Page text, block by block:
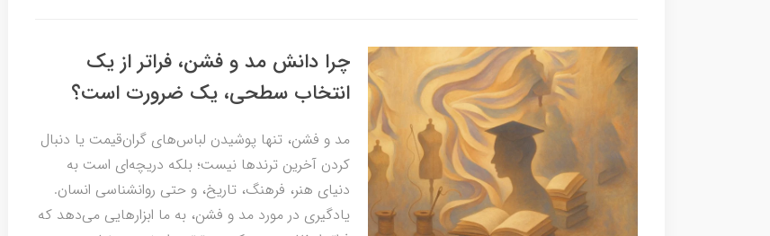
چرا دانش مد و فشن، فراتر از یک
انتخاب سطحی، یک ضرورت است؟
مد و فشن، تنها پوشیدن لباس‌های گران‌قیمت یا دنبال
کردن آخرین ترندها نیست؛ بلکه دریچه‌ای است به
دنیای هنر، فرهنگ، تاریخ، و حتی روانشناسی انسان.
یادگیری در مورد مد و فشن، به ما ابزارهایی می‌دهد که